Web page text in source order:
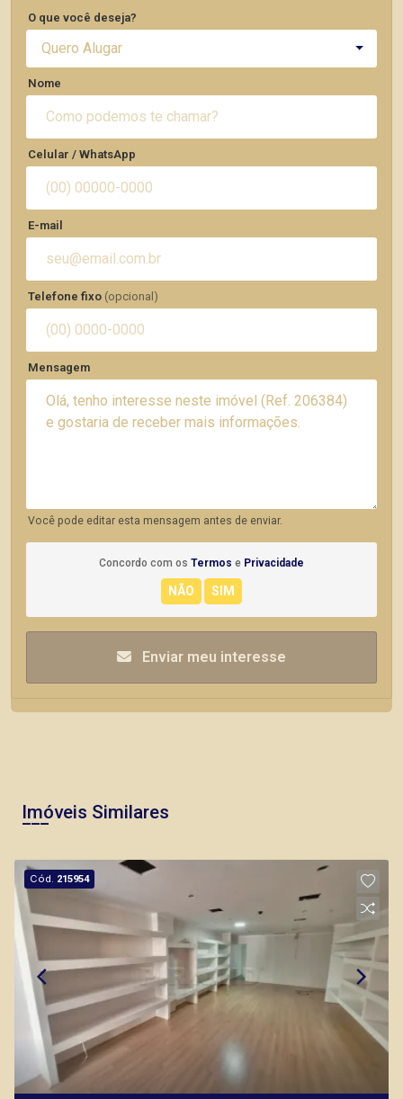
O que você deseja?
Quero Alugar
Nome
Celular / WhatsApp
E-mail
Telefone fixo (opcional)
Mensagem
Você pode editar esta mensagem antes de enviar.
Concordo com os Termos e Privacidade
Enviar meu interesse
Imóveis Similares
Cód. 215954